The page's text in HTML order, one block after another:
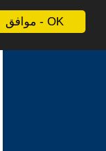
موافق - OK